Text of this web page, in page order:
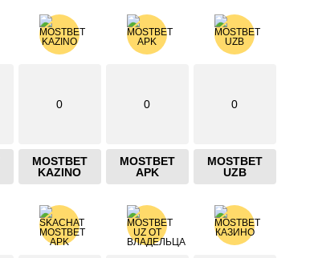
0
MOSTBET
KAZINO
0
MOSTBET
APK
0
MOSTBET
UZB